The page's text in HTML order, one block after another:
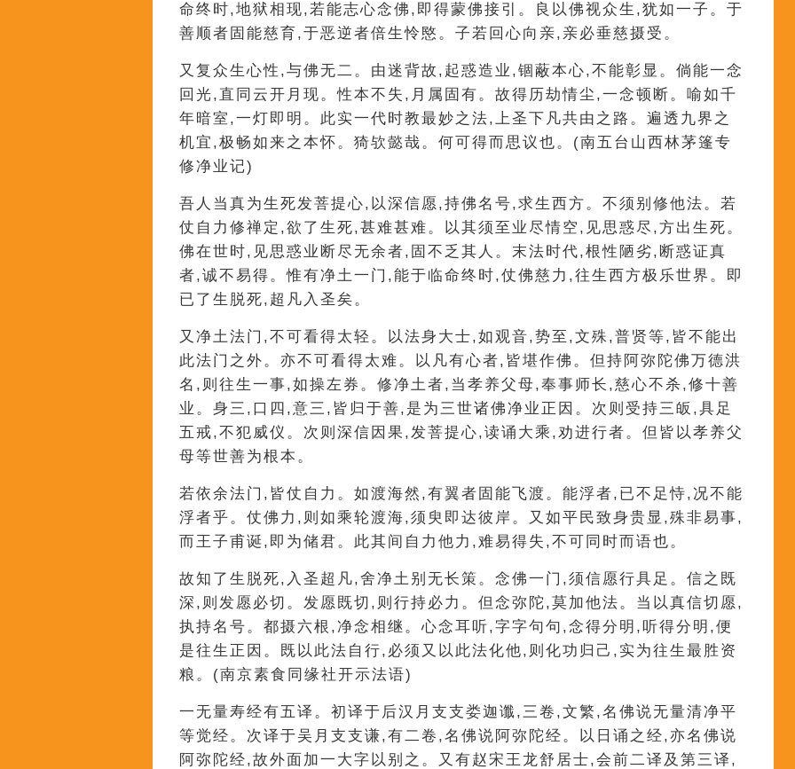
命终时,地狱相现,若能志心念佛,即得蒙佛接引。良以佛视众生,犹如一子。于
善顺者固能慈育,于恶逆者倍生怜愍。子若回心向亲,亲必垂慈摄受。
又复众生心性,与佛无二。由迷背故,起惑造业,锢蔽本心,不能彰显。倘能一念
回光,直同云开月现。性本不失,月属固有。故得历劫情尘,一念顿断。喻如千
年暗室,一灯即明。此实一代时教最妙之法,上圣下凡共由之路。遍透九界之
机宜,极畅如来之本怀。猗欤懿哉。何可得而思议也。(南五台山西林茅篷专
修净业记)
吾人当真为生死发菩提心,以深信愿,持佛名号,求生西方。不须别修他法。若
仗自力修禅定,欲了生死,甚难甚难。以其须至业尽情空,见思惑尽,方出生死。
佛在世时,见思惑业断尽无余者,固不乏其人。末法时代,根性陋劣,断惑证真
者,诚不易得。惟有净土一门,能于临命终时,仗佛慈力,往生西方极乐世界。即
已了生脱死,超凡入圣矣。
又净土法门,不可看得太轻。以法身大士,如观音,势至,文殊,普贤等,皆不能出
此法门之外。亦不可看得太难。以凡有心者,皆堪作佛。但持阿弥陀佛万德洪
名,则往生一事,如操左券。修净土者,当孝养父母,奉事师长,慈心不杀,修十善
业。身三,口四,意三,皆归于善,是为三世诸佛净业正因。次则受持三皈,具足
五戒,不犯威仪。次则深信因果,发菩提心,读诵大乘,劝进行者。但皆以孝养父
母等世善为根本。
若依余法门,皆仗自力。如渡海然,有翼者固能飞渡。能浮者,已不足恃,况不能
浮者乎。仗佛力,则如乘轮渡海,须臾即达彼岸。又如平民致身贵显,殊非易事,
而王子甫诞,即为储君。此其间自力他力,难易得失,不可同时而语也。
故知了生脱死,入圣超凡,舍净土别无长策。念佛一门,须信愿行具足。信之既
深,则发愿必切。发愿既切,则行持必力。但念弥陀,莫加他法。当以真信切愿,
执持名号。都摄六根,净念相继。心念耳听,字字句句,念得分明,听得分明,便
是往生正因。既以此法自行,必须又以此法化他,则化功归己,实为往生最胜资
粮。(南京素食同缘社开示法语)
一无量寿经有五译。初译于后汉月支支娄迦谶,三卷,文繁,名佛说无量清净平
等觉经。次译于吴月支支谦,有二卷,名佛说阿弥陀经。以日诵之经,亦名佛说
阿弥陀经,故外面加一大字以别之。又有赵宋王龙舒居士,会前二译及第三译,